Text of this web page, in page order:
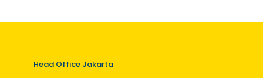
Head Office Jakarta